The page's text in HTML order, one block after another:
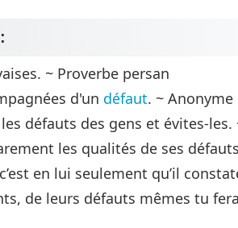
:
~ Proverbe persan
d'un défaut. ~ Anonyme
défauts des gens et évites-les.
les qualités de ses
en lui seulement qu’il
de leurs défauts mêmes tu